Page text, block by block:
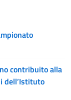
contribuito alla
dell’Istituto